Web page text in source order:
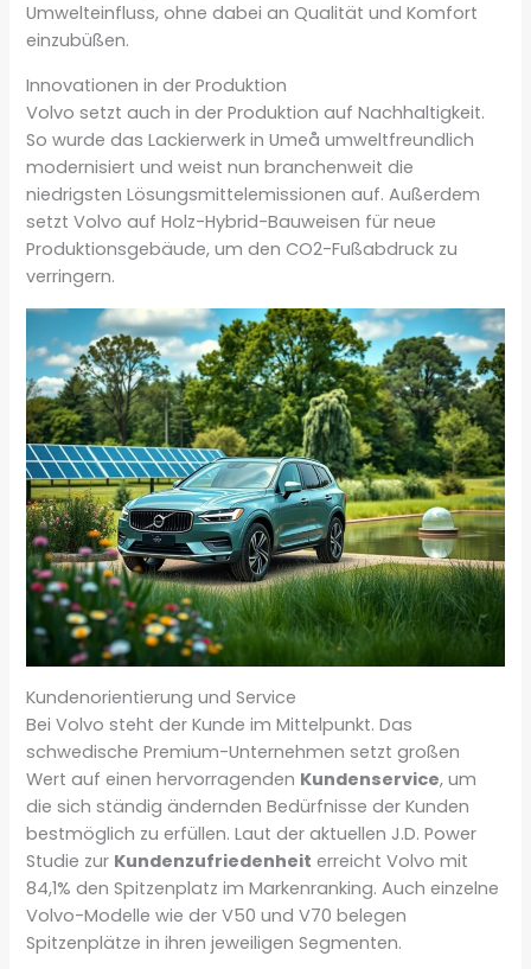
Umwelteinfluss, ohne dabei an Qualität und Komfort
einzubüßen.
Innovationen in der Produktion
Volvo setzt auch in der Produktion auf Nachhaltigkeit.
So wurde das Lackierwerk in Umeå umweltfreundlich
modernisiert und weist nun branchenweit die
niedrigsten Lösungsmittelemissionen auf. Außerdem
setzt Volvo auf Holz-Hybrid-Bauweisen für neue
Produktionsgebäude, um den CO2-Fußabdruck zu
verringern.
Kundenorientierung und Service
Bei Volvo steht der Kunde im Mittelpunkt. Das
schwedische Premium-Unternehmen setzt großen
Wert auf einen hervorragenden Kundenservice, um
die sich ständig ändernden Bedürfnisse der Kunden
bestmöglich zu erfüllen. Laut der aktuellen J.D. Power
Studie zur Kundenzufriedenheit erreicht Volvo mit
84,1% den Spitzenplatz im Markenranking. Auch einzelne
Volvo-Modelle wie der V50 und V70 belegen
Spitzenplätze in ihren jeweiligen Segmenten.